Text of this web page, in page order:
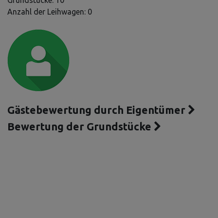
Anzahl der Leihwagen: 0
Gästebewertung durch Eigentümer
Bewertung der Grundstücke